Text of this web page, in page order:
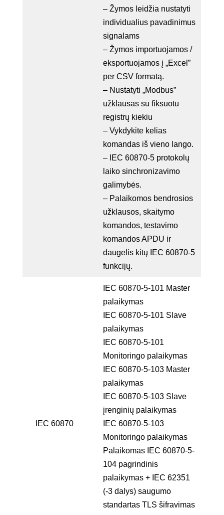
– Žymos leidžia nustatyti
individualius pavadinimus
signalams
– Žymos importuojamos /
eksportuojamos į „Excel”
per CSV formatą.
– Nustatyti „Modbus”
užklausas su fiksuotu
registrų kiekiu
– Vykdykite kelias
komandas iš vieno lango.
– IEC 60870-5 protokolų
laiko sinchronizavimo
galimybės.
– Palaikomos bendrosios
užklausos, skaitymo
komandos, testavimo
komandos APDU ir
daugelis kitų IEC 60870-5
funkcijų.
IEC 60870
IEC 60870-5-101 Master
palaikymas
IEC 60870-5-101 Slave
palaikymas
IEC 60870-5-101
Monitoringo palaikymas
IEC 60870-5-103 Master
palaikymas
IEC 60870-5-103 Slave
įrenginių palaikymas
IEC 60870-5-103
Monitoringo palaikymas
Palaikomas IEC 60870-5-
104 pagrindinis
palaikymas + IEC 62351
(-3 dalys) saugumo
standartas TLS šifravimas